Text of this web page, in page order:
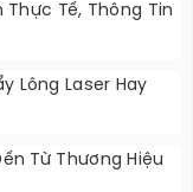
Thực Tế, Thông Tin
Lông Laser Hay
Từ Thương Hiệu